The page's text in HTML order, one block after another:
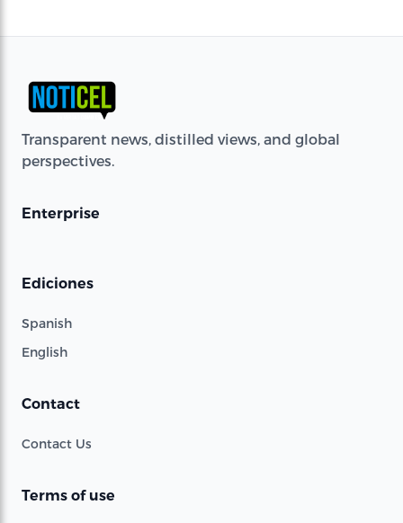
Transparent news, distilled views, and global
perspectives.
Enterprise
Ediciones
Spanish
English
Contact
Contact Us
Terms of use